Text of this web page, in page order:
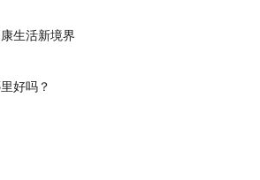
生活新境界
好吗？